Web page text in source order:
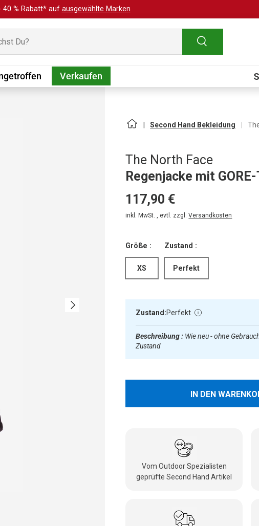
40 % Rabatt* auf ausgewählte Marken
Suchen
Verkaufen
Nächste
Second Hand Bekleidung
The North Face
Regenjacke mit
117,90 €
inkl. MwSt. , evtl. zzgl.Versandkosten
Größe :
XS
Zustand :
Perfekt
Zustand:Perfekt
Beschreibung : Wie neu - ohne
Zustand
IN DEN
Vom Outdoor Spezialisten
geprüfte Second Hand Artikel